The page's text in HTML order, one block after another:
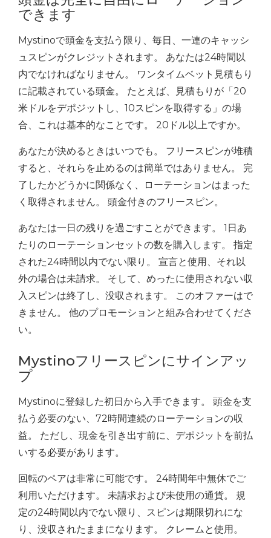
できます
Mystinoで頭金を支払う限り、毎日、一連のキャッシ
ュスピンがクレジットされます。 あなたは24時間以
内でなければなりません。 ワンタイムベット見積もり
に記載されている頭金。 たとえば、見積もりが「20
米ドルをデポジットし、10スピンを取得する」の場
合、これは基本的なことです。 20ドル以上ですか。
あなたが決めるときはいつでも。 フリースピンが堆積
すると、それらを止めるのは簡単ではありません。 完
了したかどうかに関係なく、ローテーションはまった
く取得されません。 頭金付きのフリースピン。
あなたは一日の残りを過ごすことができます。 1日あ
たりのローテーションセットの数を購入します。 指定
された24時間以内でない限り。 宣言と使用、それ以
外の場合は未請求。 そして、めったに使用されない収
入スピンは終了し、没収されます。 このオファーはで
きません。 他のプロモーションと組み合わせてくださ
い。
Mystinoフリースピンにサインアッ
プ
Mystinoに登録した初日から入手できます。 頭金を支
払う必要のない、72時間連続のローテーションの収
益。 ただし、現金を引き出す前に、デポジットを前払
いする必要があります。
回転のペアは非常に可能です。 24時間年中無休でご
利用いただけます。 未請求および未使用の通貨。 規
定の24時間以内でない限り、スピンは期限切れにな
り、没収されたままになります。 クレームと使用。